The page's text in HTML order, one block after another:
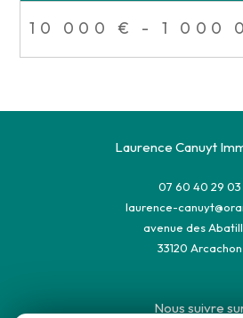
10 000 € - 1 000
Laurence Canuyt
07 60 40 29 03
laurence-
avenue des
33120
arcachon
Nous suivre